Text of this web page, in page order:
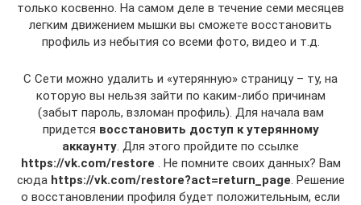
только косвенно. На самом деле в течение семи месяцев
легким движением мышки вы сможете восстановить
профиль из небытия со всеми фото, видео и т.д.
С Сети можно удалить и «утерянную» страницу – ту, на
которую вы нельзя зайти по каким-либо причинам
(забыт пароль, взломан профиль). Для начала вам
придется восстановить доступ к утерянному
аккаунту. Для этого пройдите по ссылке
https://vk.com/restore . Не помните своих данных? Вам
сюда https://vk.com/restore?act=return_page. Решение
о восстановлении профиля будет положительным, если